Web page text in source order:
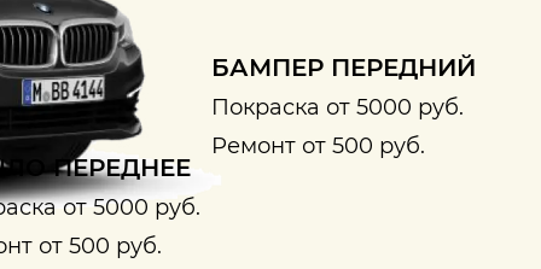
БАМПЕР ПЕРЕДНИЙ
Покраска от 5000 руб.
Ремонт от 500 руб.
ПЕРЕДНЕЕ
от 5000 руб.
от 500 руб.